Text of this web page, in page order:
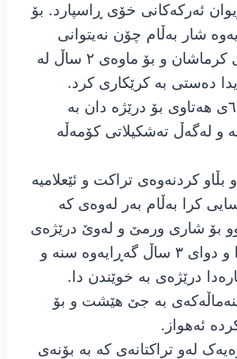
ئەرکەکانی خۆی ڕاسپارد. بۆ
شار بەڵام چۆن نەیتوانی
بمێنێتەوە چوو بۆ شاری کرماشان و بۆ ماوەی ٢ ساڵ لە
دەستی بە کرێکاری کرد.
هاوڕێ جەماڵ ساڵی ٦١ی هەتاوی بۆ درێژە دان بە
و لەگەڵ تەشکیلاتی کۆمەڵە
کردنەوەی تراکت و ئێعلامیە
کرا بەڵام بەر لەوەی کە
بۆ شاری ورمێ و لەوێ درێژەی
بە چالاکیەکانی خۆی دا و دوای ٣ ساڵ گەڕایەوە سنە و
درێژەی بە خوێندن دا.
بە جێ هێشت و بۆ
ئەهواز.
لەو تراکتانەی کە بە بۆنەی